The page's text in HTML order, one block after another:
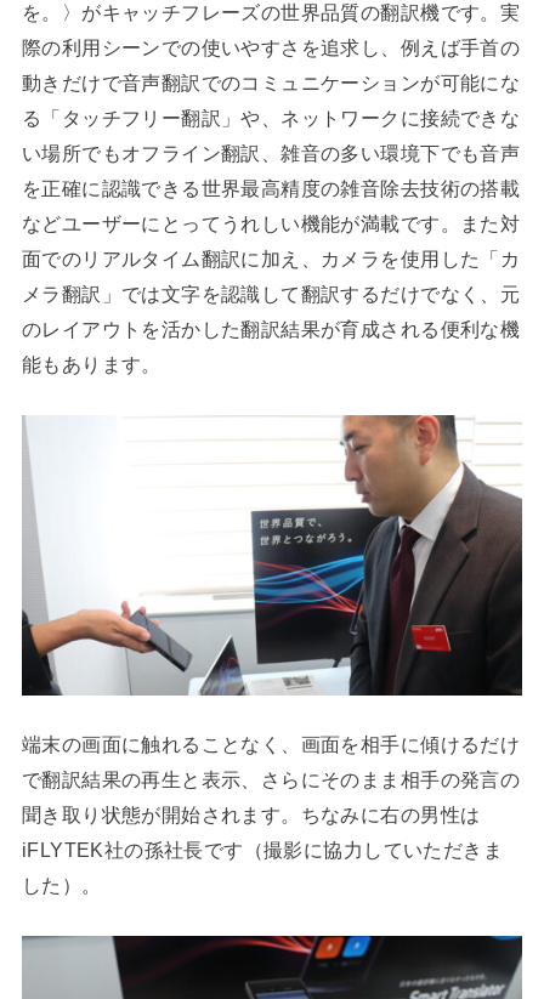
を。〉がキャッチフレーズの世界品質の翻訳機です。実
際の利用シーンでの使いやすさを追求し、例えば手首の
動きだけで音声翻訳でのコミュニケーションが可能にな
る「タッチフリー翻訳」や、ネットワークに接続できな
い場所でもオフライン翻訳、雑音の多い環境下でも音声
を正確に認識できる世界最高精度の雑音除去技術の搭載
などユーザーにとってうれしい機能が満載です。また対
面でのリアルタイム翻訳に加え、カメラを使用した「カ
メラ翻訳」では文字を認識して翻訳するだけでなく、元
のレイアウトを活かした翻訳結果が育成される便利な機
能もあります。
端末の画面に触れることなく、画面を相手に傾けるだけ
で翻訳結果の再生と表示、さらにそのまま相手の発言の
聞き取り状態が開始されます。ちなみに右の男性は
iFLYTEK社の孫社長です（撮影に協力していただきま
した）。